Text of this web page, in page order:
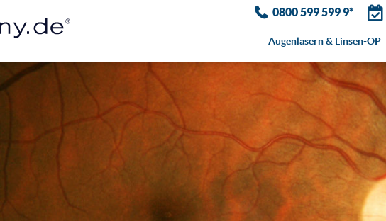
0800 599 599 9*
Augenlasern & Linsen-OP